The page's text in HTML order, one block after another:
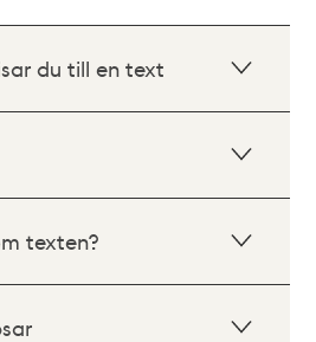
du till en text
texten?